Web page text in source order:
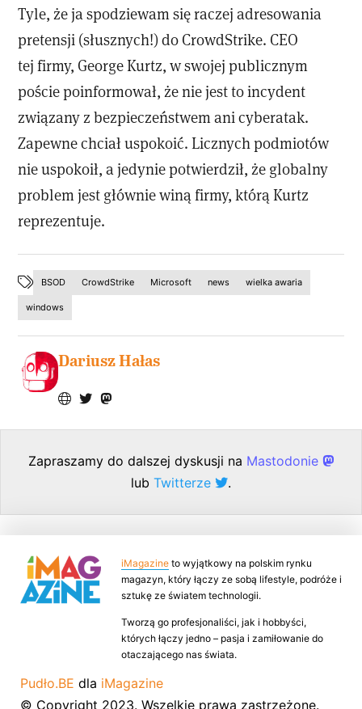
Tyle, że ja spodziewam się raczej adresowania
pretensji (słusznych!) do CrowdStrike. CEO
tej firmy, George Kurtz, w swojej publicznym
poście poinformował, że nie jest to incydent
związany z bezpieczeństwem ani cyberatak.
Zapewne chciał uspokoić. Licznych podmiotów
nie uspokoił, a jedynie potwierdził, że globalny
problem jest głównie winą firmy, którą Kurtz
reprezentuje.
BSOD CrowdStrike Microsoft news wielka awaria
windows
Dariusz Hałas
Zapraszamy do dalszej dyskusji na Mastodonie
lub Twitterze .
iMagazine to wyjątkowy na polskim rynku
magazyn, który łączy ze sobą lifestyle, podróże i
sztukę ze światem technologii.
Tworzą go profesjonaliści, jak i hobbyści,
których łączy jedno – pasja i zamiłowanie do
otaczającego nas świata.
Pudło.BE dla iMagazine
© Copyright 2023. Wszelkie prawa zastrzeżone.